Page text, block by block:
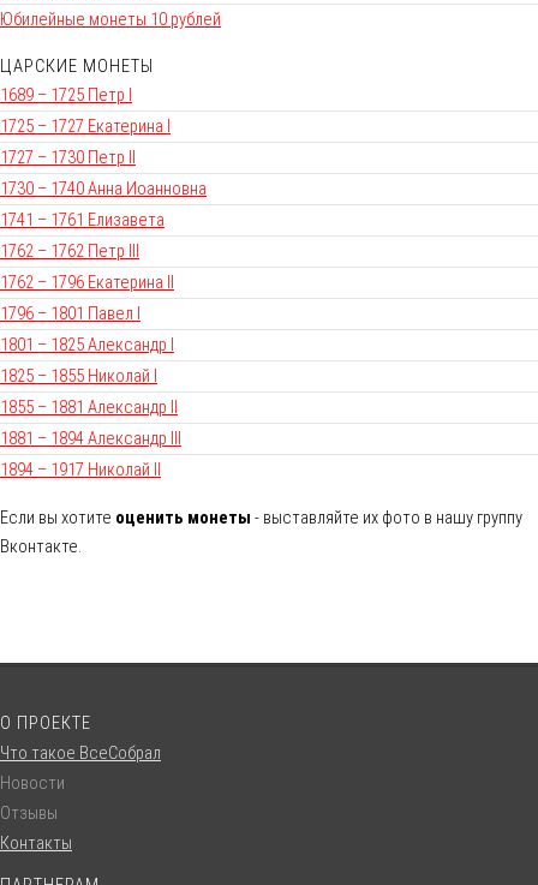
Юбилейные монеты 10 рублей
ЦАРСКИЕ МОНЕТЫ
1689 – 1725 Петр I
1725 – 1727 Екатерина I
1727 – 1730 Петр II
1730 – 1740 Анна Иоанновна
1741 – 1761 Елизавета
1762 – 1762 Петр III
1762 – 1796 Екатерина II
1796 – 1801 Павел I
1801 – 1825 Александр I
1825 – 1855 Николай I
1855 – 1881 Александр II
1881 – 1894 Александр III
1894 – 1917 Николай II
Если вы хотите оценить монеты - выставляйте их фото в нашу группу
Вконтакте.
О ПРОЕКТЕ
Что такое ВсеСобрал
Новости
Отзывы
Контакты